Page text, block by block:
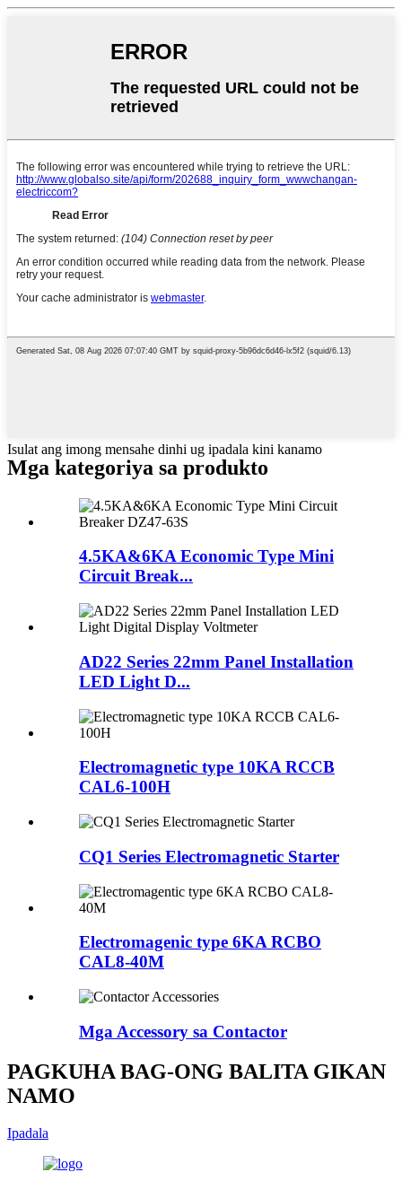
Isulat ang imong mensahe dinhi ug ipadala kini kanamo
Mga kategoriya sa produkto
4.5KA&6KA Economic Type Mini
Circuit Break...
AD22 Series 22mm Panel Installation
LED Light D...
Electromagnetic type 10KA RCCB
CAL6-100H
CQ1 Series Electromagnetic Starter
Electromagenic type 6KA RCBO
CAL8-40M
Mga Accessory sa Contactor
PAGKUHA BAG-ONG BALITA GIKAN
NAMO
Ipadala